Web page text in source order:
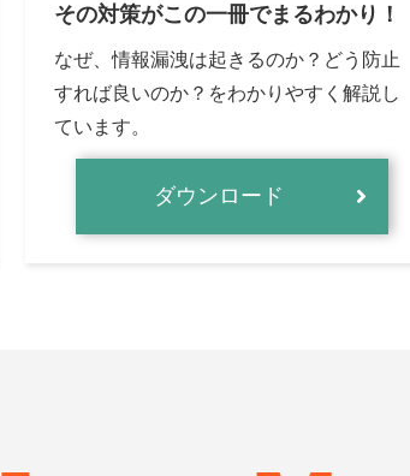
その対策がこの一冊でまるわかり！
なぜ、情報漏洩は起きるのか？どう防止
すれば良いのか？をわかりやすく解説し
ています。
ダウンロード